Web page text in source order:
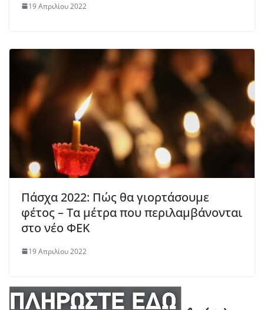
19 Απριλίου 2022
Πάσχα 2022: Πώς θα γιορτάσουμε
φέτος – Τα μέτρα που περιλαμβάνονται
στο νέο ΦΕΚ
19 Απριλίου 2022